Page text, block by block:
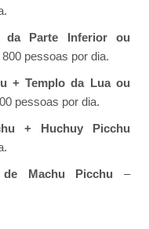
da Parte Inferior ou
pessoas por dia.
+ Templo da Lua ou
pessoas por dia.
+ Huchuy Picchu
Machu Picchu –